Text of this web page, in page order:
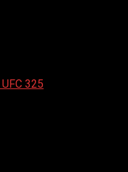
325